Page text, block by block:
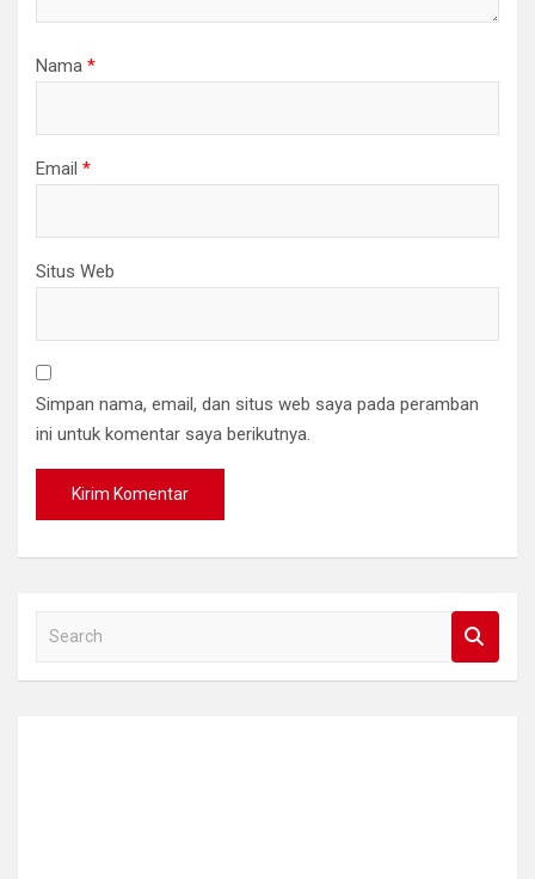
Nama *
Email *
Situs Web
Simpan nama, email, dan situs web saya pada peramban
ini untuk komentar saya berikutnya.
a